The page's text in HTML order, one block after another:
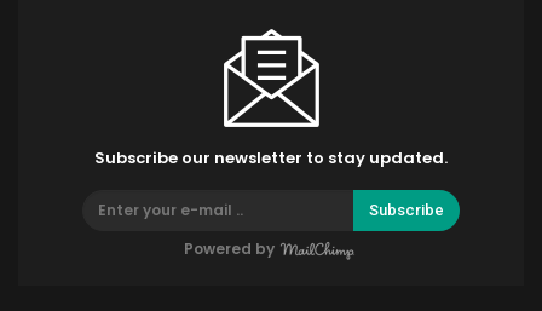
Subscribe our newsletter to stay updated.
Subscribe
Powered by